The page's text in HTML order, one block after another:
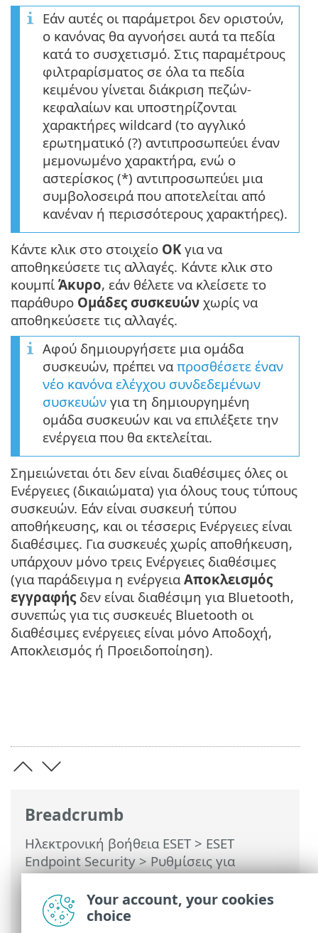
Breadcrumb
Ηλεκτρονική βοήθεια ESET> ESET
Endpoint Security>Ρυθμίσεις για
προχωρημένους>Προστασίες>Έλεγχος
συνδεδεμένων συσκευών > Ομάδες
συσκευών
Εάν αυτές οι παράμετροι δεν οριστούν,
ο κανόνας θα αγνοήσει αυτά τα πεδία
κατά το συσχετισμό. Στις παραμέτρους
φιλτραρίσματος σε όλα τα πεδία
κειμένου γίνεται διάκριση πεζών-
κεφαλαίων και υποστηρίζονται
χαρακτήρες wildcard (το αγγλικό
ερωτηματικό (?) αντιπροσωπεύει έναν
μεμονωμένο χαρακτήρα, ενώ ο
αστερίσκος (*) αντιπροσωπεύει μια
συμβολοσειρά που αποτελείται από
κανέναν ή περισσότερους χαρακτήρες).
Κάντε κλικ στο στοιχείο OKγια να
αποθηκεύσετε τις αλλαγές. Κάντε κλικ στο
κουμπί Άκυρο, εάν θέλετε να κλείσετε το
παράθυρο Ομάδες συσκευών χωρίς να
αποθηκεύσετε τις αλλαγές.
Αφού δημιουργήσετε μια ομάδα
συσκευών, πρέπει ναπροσθέσετε έναν
νέο κανόνα ελέγχου συνδεδεμένων
συσκευών για τη δημιουργημένη
ομάδα συσκευών και να επιλέξετε την
ενέργεια που θα εκτελείται.
Σημειώνεται ότι δεν είναι διαθέσιμες όλες οι
Ενέργειες (δικαιώματα) για όλους τους τύπους
συσκευών. Εάν είναι συσκευή τύπου
αποθήκευσης, και οι τέσσερις Ενέργειες είναι
διαθέσιμες. Για συσκευές χωρίς αποθήκευση,
υπάρχουν μόνο τρεις Ενέργειες διαθέσιμες
(για παράδειγμα η ενέργειαΑποκλεισμός
εγγραφής δεν είναι διαθέσιμη για Bluetooth,
συνεπώς για τις συσκευές Bluetooth οι
διαθέσιμες ενέργειες είναι μόνο Αποδοχή,
Αποκλεισμός ή Προειδοποίηση).
Your account, your cookies
choice